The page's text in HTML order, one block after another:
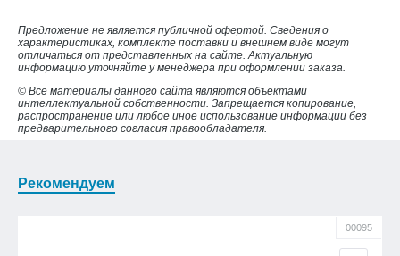
Предложение не является публичной офертой. Сведения о
характеристиках, комплекте поставки и внешнем виде могут
отличаться от представленных на сайте. Актуальную
информацию уточняйте у менеджера при оформлении заказа.
© Все материалы данного сайта являются объектами
интеллектуальной собственности. Запрещается копирование,
распространение или любое иное использование информации без
предварительного согласия правообладателя.
Рекомендуем
00095